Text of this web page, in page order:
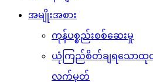
အမျိုးအစား
ကုန်ပစ္စည်းစစ်ဆေးမှု
ယုံကြည်စိတ်ချရသော
လက်မှတ်